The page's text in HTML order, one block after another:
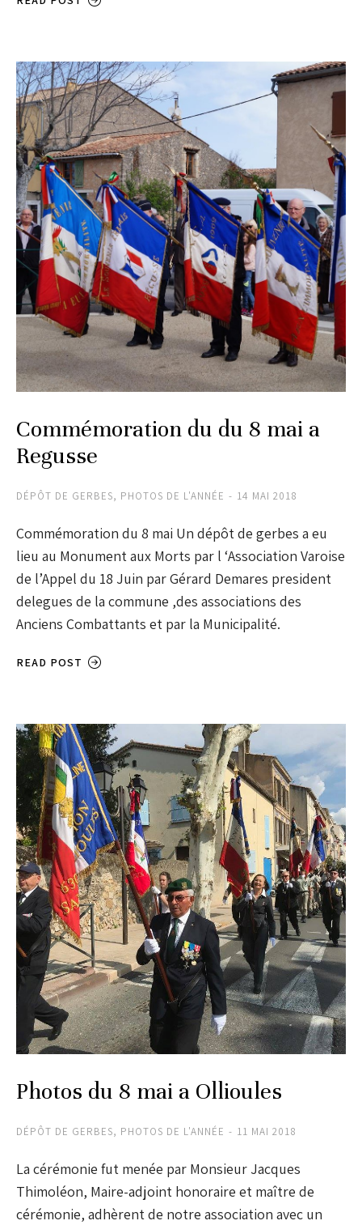
Commémoration du du 8 mai a
Regusse
DÉPÔT DE GERBES, PHOTOS DE L'ANNÉE 14 MAI 2018
Commémoration du 8 mai Un dépôt de gerbes a eu
lieu au Monument aux Morts par l ‘Association Varoise
de l’Appel du 18 Juin par Gérard Demares president
delegues de la commune ,des associations des
Anciens Combattants et par la Municipalité.
READ POST
Photos du 8 mai a Ollioules
DÉPÔT DE GERBES, PHOTOS DE L'ANNÉE 11 MAI 2018
La cérémonie fut menée par Monsieur Jacques
Thimoléon, Maire-adjoint honoraire et maître de
cérémonie, adhèrent de notre association avec un